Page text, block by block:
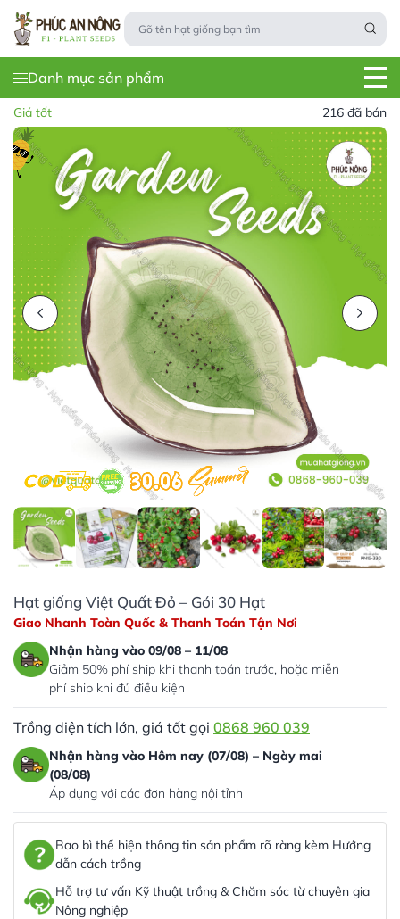
Danh mục sản phẩm
Giá tốt 216 đã bán
Hạt giống Việt Quất Đỏ – Gói 30 Hạt
Giao Nhanh Toàn Quốc & Thanh Toán Tận Nơi
Nhận hàng vào 09/08 – 11/08
Giảm 50% phí ship khi thanh toán trước, hoặc miễn
phí ship khi đủ điều kiện
Trồng diện tích lớn, giá tốt gọi 0868 960 039
Nhận hàng vào Hôm nay (07/08) – Ngày mai
(08/08)
Áp dụng với các đơn hàng nội tỉnh
Bao bì thể hiện thông tin sản phẩm rõ ràng kèm Hướng
dẫn cách trồng
Hỗ trợ tư vấn Kỹ thuật trồng & Chăm sóc từ chuyên gia
Nông nghiệp